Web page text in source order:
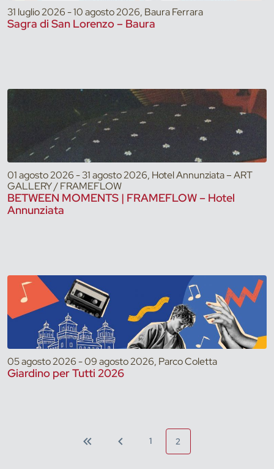
31 luglio 2026 - 10 agosto 2026, Baura Ferrara
Sagra di San Lorenzo – Baura
01 agosto 2026 - 31 agosto 2026, Hotel Annunziata – ART
GALLERY / FRAMEFLOW
BETWEEN MOMENTS | FRAMEFLOW – Hotel
Annunziata
05 agosto 2026 - 09 agosto 2026, Parco Coletta
Giardino per Tutti 2026
1 2